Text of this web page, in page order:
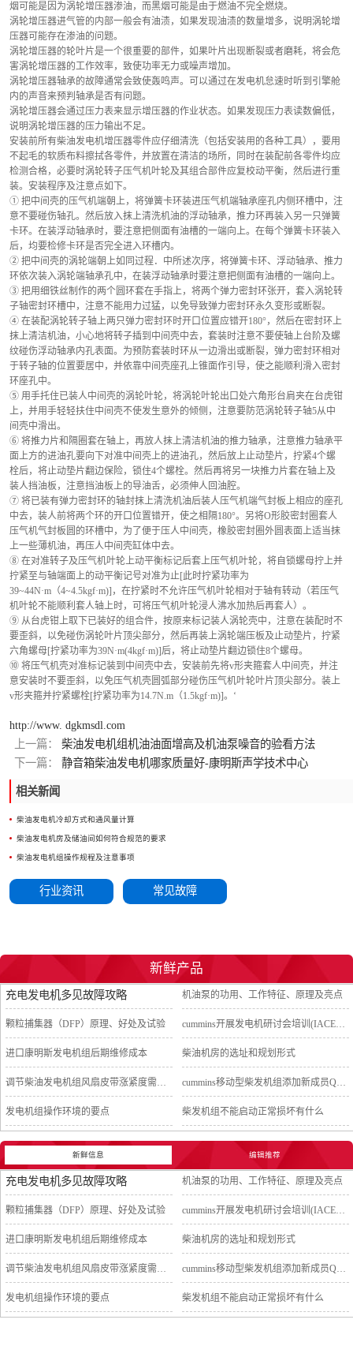
烟可能是因为涡轮增压器渗油，而黑烟可能是由于燃油不完全燃烧。
涡轮增压器进气管的内部一般会有油渍，如果发现油渍的数量增多，说明涡轮增
压器可能存在渗油的问题。
涡轮增压器的轮叶片是一个很重要的部件，如果叶片出现断裂或者磨耗，将会危
害涡轮增压器的工作效率，致使功率无力或噪声增加。
涡轮增压器轴承的故障通常会致使轰鸣声。可以通过在发电机怠速时听到引擎舱
内的声音来预判轴承是否有问题。
涡轮增压器会通过压力表来显示增压器的作业状态。如果发现压力表读数偏低，
说明涡轮增压器的压力输出不足。
安装前所有柴油发电机增压器零件应仔细清洗（包括安装用的各种工具），要用
不起毛的软质布料擦拭各零件，并放置在清洁的场所，同时在装配前各零件均应
检测合格，必要时涡轮转子压气机叶轮及其组合部件应复校动平衡，然后进行重
装。安装程序及注意点如下。
① 把中间壳的压气机端朝上，将弹簧卡环装进压气机端轴承座孔内侧环槽中，注
意不要碰伤轴孔。然后放入抹上清洗机油的浮动轴承，推力环再装入另一只弹簧
卡环。在装浮动轴承时，要注意把侧面有油槽的一端向上。在每个弹簧卡环装入
后，均要检修卡环是否完全进入环槽内。
② 把中间壳的涡轮端朝上如同过程．中所述次序，将弹簧卡环、浮动轴承、推力
环依次装入涡轮端轴承孔中，在装浮动轴承时要注意把侧面有油槽的一端向上。
③ 把用细铁丝制作的两个圆环套在手指上，将两个弹力密封环张开，套入涡轮转
子轴密封环槽中，注意不能用力过猛，以免导致弹力密封环永久变形或断裂。
④ 在装配涡轮转子轴上两只弹力密封环时开口位置应错开180°，然后在密封环上
抹上清洁机油，小心地将转子插到中间壳中去，套装时注意不要使轴上台阶及螺
纹碰伤浮动轴承内孔表面。为预防套装时环从一边滑出或断裂，弹力密封环相对
于转子轴的位置要居中，并依靠中间壳座孔上锥面作引导，使之能顺利滑入密封
环座孔中。
⑤ 用手托住已装人中间壳的涡轮叶轮，将涡轮叶轮出口处六角形台肩夹在台虎钳
上，并用手轻轻扶住中间壳不使发生意外的倾侧，注意要防范涡轮转子轴5从中
间壳中滑出。
⑥ 将推力片和隔圈套在轴上，再放人抹上清洁机油的推力轴承，注意推力轴承平
面上方的进油孔要向下对准中间壳上的进油孔，然后放上止动垫片，拧紧4个螺
栓后，将止动垫片翻边保险，锁住4个螺栓。然后再将另一块推力片套在轴上及
装人挡油板，注意挡油板上的导油舌，必须伸人回油腔。
⑦ 将已装有弹力密封环的轴封抹上清洗机油后装人压气机端气封板上相应的座孔
中去，装人前将两个环的开口位置错开，使之相隔180°。另将O形胶密封圈套人
压气机气封板圆的环槽中，为了便于压人中间壳，橡胶密封圈外圆表面上适当抹
上一些薄机油，再压人中间壳缸体中去。
⑧ 在对准转子及压气机叶轮上动平衡标记后套上压气机叶轮，将自锁螺母拧上并
拧紧至与轴端面上的动平衡记号对准为止[此时拧紧功率为
39~44N·m（4~4.5kgf·m)]，在拧紧时不允许压气机叶轮相对于轴有转动（若压气
机叶轮不能顺利套人轴上时，可将压气机叶轮浸人沸水加热后再套人）。
⑨ 从台虎钳上取下已装好的组合件，按原来标记装人涡轮壳中，注意在装配时不
要歪斜，以免碰伤涡轮叶片顶尖部分，然后再装上涡轮端压板及止动垫片，拧紧
六角螺母[拧紧功率为39N·m(4kgf·m)]后，将止动垫片翻边锁住8个螺母。
⑩ 将压气机壳对准标记装到中间壳中去，安装前先将v形夹箍套人中间壳，并注
意安装时不要歪斜，以免压气机壳圆弧部分碰伤压气机叶轮叶片顶尖部分。装上
v形夹箍并拧紧螺栓[拧紧功率为14.7N.m（1.5kgf·m)]。‘
http://www. dgkmsdl.com
上一篇：
柴油发电机组机油油面增高及机油泵噪音的验看方法
下一篇：
静音箱柴油发电机哪家质量好-康明斯声学技术中心
相关新闻
柴油发电机冷却方式和通风量计算
柴油发电机房及储油间如何符合规范的要求
柴油发电机组操作规程及注意事项
行业资讯 常见故障
新鲜产品
充电发电机多见故障攻略 机油泵的功用、工作特征、原理及亮点
颗粒捕集器（DFP）原理、好处及试验 cummins开展发电机研讨会培训(IACET)认证工作
进口康明斯发电机组后期维修成本 柴油机房的选址和规划形式
调节柴油发电机组风扇皮带涨紧度需要注意哪些 cummins移动型柴发机组添加新成员QSB5-G11系列
发电机组操作环境的要点 柴发机组不能启动正常损坏有什么
新鲜信息 编辑推荐
充电发电机多见故障攻略 机油泵的功用、工作特征、原理及亮点
颗粒捕集器（DFP）原理、好处及试验 cummins开展发电机研讨会培训(IACET)认证工作
进口康明斯发电机组后期维修成本 柴油机房的选址和规划形式
调节柴油发电机组风扇皮带涨紧度需要注意哪些 cummins移动型柴发机组添加新成员QSB5-G11系列
发电机组操作环境的要点 柴发机组不能启动正常损坏有什么